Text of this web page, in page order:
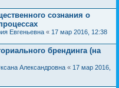
сознания о
Евгеньевна « 17 мар 2016, 12:38
брендинга (на
Александровна « 17 мар 2016,